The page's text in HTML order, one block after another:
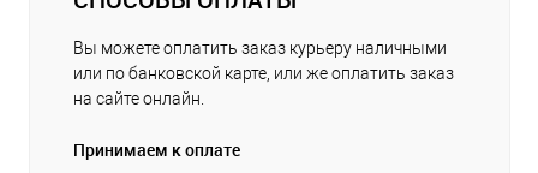
Вы можете оплатить заказ курьеру наличными
или по банковской карте, или же оплатить заказ
на сайте онлайн.
Принимаем к оплате